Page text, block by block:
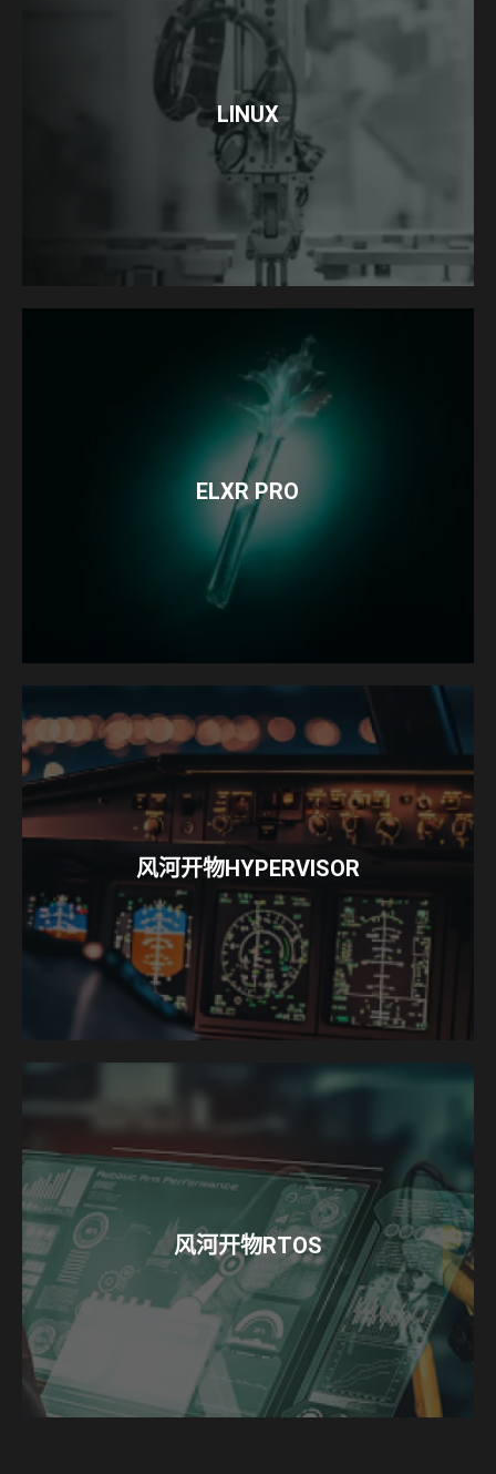
LINUX
ELXR PRO
风河开物HYPERVISOR
风河开物RTOS